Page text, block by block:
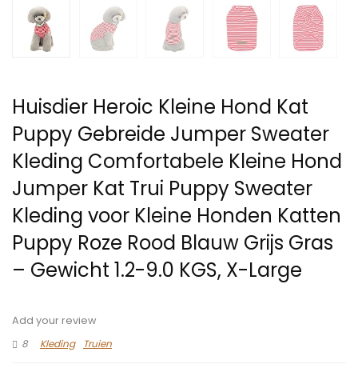
Huisdier Heroic Kleine Hond Kat
Puppy Gebreide Jumper Sweater
Kleding Comfortabele Kleine Hond
Jumper Kat Trui Puppy Sweater
Kleding voor Kleine Honden Katten
Puppy Roze Rood Blauw Grijs Gras
– Gewicht 1.2-9.0 KGS, X-Large
Add your review
8
Kleding Truien